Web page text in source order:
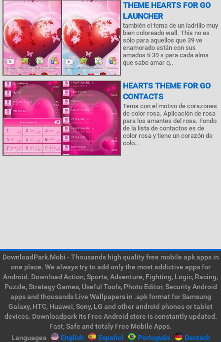
THEME HEARTS FOR GO
LAUNCHER
también el tema de un ladrillo muy
bien coloreado wall. This no es
sólo para aquellos que 39 ve
enamorado están con sus
amados ti 39 s para cada alma
que sabe amar q..
HEARTS THEME FOR GO
CONTACTS
Tema con el motivo de corazones
de color rosa. Aplicación de rosa
para los amantes del rosa. Fondo
de la lista de contactos es de
color rosa y tiene un corazón de
colo..
DownloadPark.Mobi - Thousands high quality free mobile apk apps in
one place. We always try to add only the most addictive apps for
Android. Download Action, Sports, Adventure, Fighting, Logic, Racing,
Puzzle, Strategy Games, Useful Tools, Photo Editor, Security Android
apps and thousands Live Wallpapers in .apk format for Samsung
Galaxy, HTC, Huawei, Sony, LG and other android phones or tablet
devices. Downloadpark its Free Android store is constantly updated.
Fast, Safe and totaly Free Mobile Apps.
Languages
English Español Português Deutsch